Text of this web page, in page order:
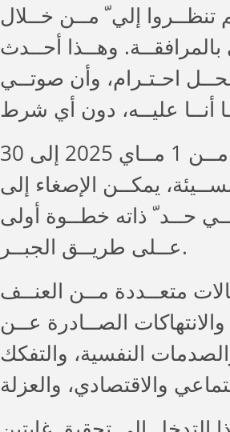
تنظــروا إلي ّ مــن خــلال
وهــذا أحــدث
احـتـرام، وأن صوتــي
تجسد هــذه الشــهادة، الــي أوردهــا برنامــج ســند فــي تقريــره الســنوي للفــترة الممتــدة مــن 1 مــاي 2025 إلى 30
يمكــن الإصغاء إلى
حــد ّ ذاته خطــوة أولى
عــلى طريــق الجبــر.
وراءه حالات متعــددة مــن العنــف
الصــادرة عــن
النفسية، والتفكك